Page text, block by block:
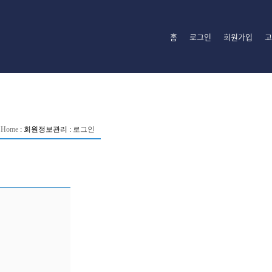
홈 로그인 회원가입
Home : 회원정보관리 : 로그인